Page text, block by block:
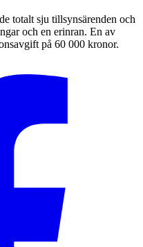
totalt sju tillsynsärenden och
och en erinran. En av
på 60 000 kronor.